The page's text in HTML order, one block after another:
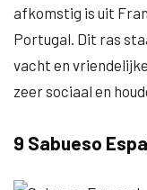
afkomstig is uit
Portugal. Dit ras
vacht en
zeer sociaal en
9 Sabueso